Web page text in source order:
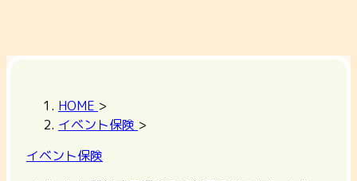
HOME >
イベント保険 >
イベント保険